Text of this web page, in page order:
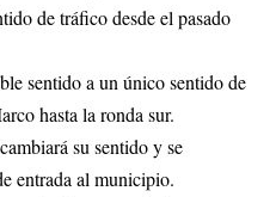
de tráfico desde el pasado
sentido a un único sentido de
hasta la ronda sur.
su sentido y se
entrada al municipio.